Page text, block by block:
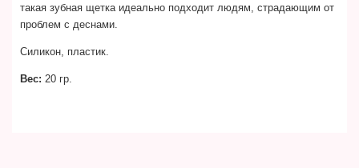
такая зубная щетка идеально подходит людям, страдающим от
проблем с деснами.
Силикон, пластик.
Вес: 20 гр.